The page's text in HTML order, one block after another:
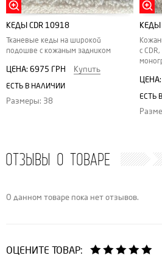
КЕДЫ CDR 10918
Тканевые кеды на широкой
подошве с кожаным задником
ЦЕНА: 6975 ГРН Купить
ЕСТЬ В НАЛИЧИИ
Размеры: 38
КЕДЫ
с
ЦЕНА:
ЕСТЬ
ОТЗЫВЫ О ТОВАРЕ
О данном товаре пока нет отзывов.
ОЦЕНИТЕ ТОВАР: